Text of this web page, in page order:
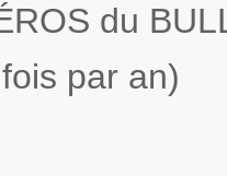
du
par an)